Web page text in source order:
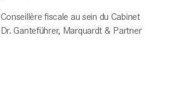
Conseillère fiscale au sein du Cabinet
Dr. Ganteführer, Marquardt & Partner